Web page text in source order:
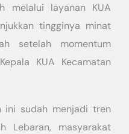
melalui layanan KUA
tingginya minat
setelah momentum
KUA Kecamatan
ini sudah menjadi tren
Lebaran, masyarakat